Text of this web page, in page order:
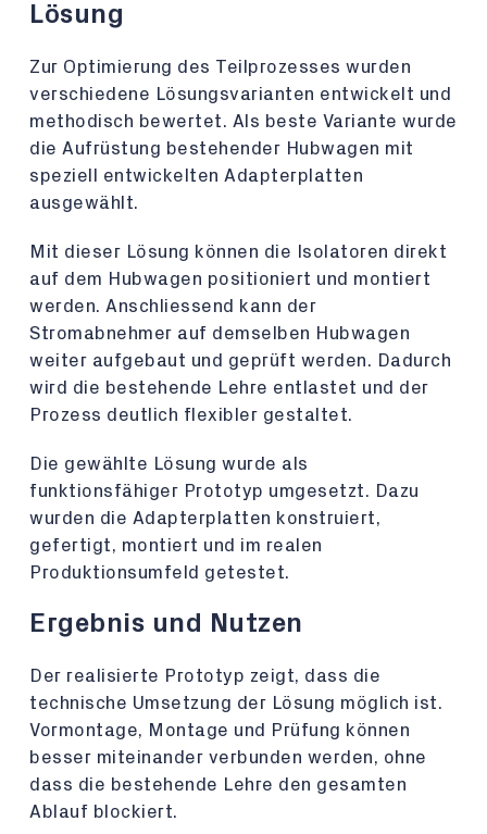
Lösung
Zur Optimierung des Teilprozesses wurden
verschiedene Lösungsvarianten entwickelt und
methodisch bewertet. Als beste Variante wurde
die Aufrüstung bestehender Hubwagen mit
speziell entwickelten Adapterplatten
ausgewählt.
Mit dieser Lösung können die Isolatoren direkt
auf dem Hubwagen positioniert und montiert
werden. Anschliessend kann der
Stromabnehmer auf demselben Hubwagen
weiter aufgebaut und geprüft werden. Dadurch
wird die bestehende Lehre entlastet und der
Prozess deutlich flexibler gestaltet.
Die gewählte Lösung wurde als
funktionsfähiger Prototyp umgesetzt. Dazu
wurden die Adapterplatten konstruiert,
gefertigt, montiert und im realen
Produktionsumfeld getestet.
Ergebnis und Nutzen
Der realisierte Prototyp zeigt, dass die
technische Umsetzung der Lösung möglich ist.
Vormontage, Montage und Prüfung können
besser miteinander verbunden werden, ohne
dass die bestehende Lehre den gesamten
Ablauf blockiert.